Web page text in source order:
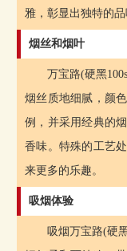
雅，彰显出独特的品
烟丝和烟叶
万宝路(硬黑
烟丝质地细腻，颜
例，并采用经典的
香味。特殊的工艺
来更多的乐趣。
吸烟体验
吸烟万宝路(硬